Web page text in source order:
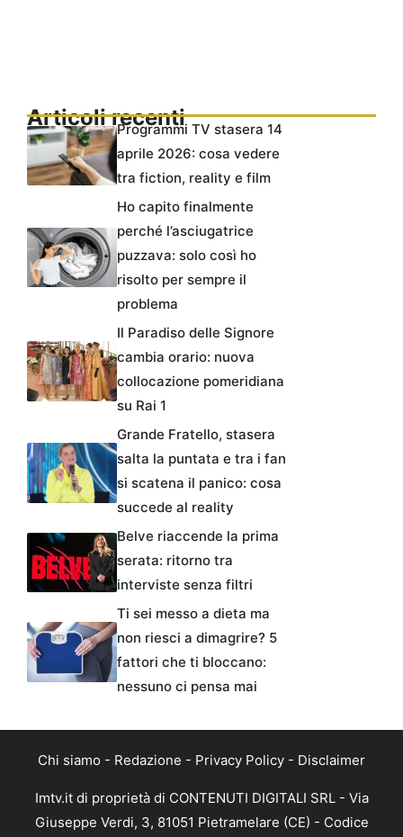
Articoli recentiProgrammi TV stasera 14
aprile 2026: cosa vedere
tra fiction, reality e film
Ho capito finalmente
perché l’asciugatrice
puzzava: solo così ho
risolto per sempre il
problema
Il Paradiso delle Signore
cambia orario: nuova
collocazione pomeridiana
su Rai 1
Grande Fratello, stasera
salta la puntata e tra i fan
si scatena il panico: cosa
succede al reality
Belve riaccende la prima
serata: ritorno tra
interviste senza filtri
Ti sei messo a dieta ma
non riesci a dimagrire? 5
fattori che ti bloccano:
nessuno ci pensa mai
Chi siamo - Redazione - Privacy Policy - Disclaimer
Imtv.it di proprietà di CONTENUTI DIGITALI SRL - Via
Giuseppe Verdi, 3, 81051 Pietramelare (CE) - Codice